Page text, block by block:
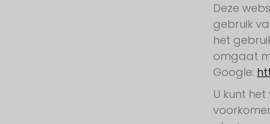
Deze
gebruik
het
omgaat
Google:
U kunt